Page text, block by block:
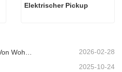
Elektrischer Pickup
Golfwagen-Ratgeber 2026: Von Wohngebieten bis hin zu Ferienanlagen – Wie wählt man das richtige Mehrzweckfahrzeug? 2026-02-28
2025-10-24